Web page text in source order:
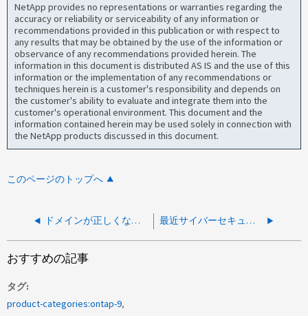
NetApp provides no representations or warranties regarding the
accuracy or reliability or serviceability of any information or
recommendations provided in this publication or with respect to
any results that may be obtained by the use of the information or
observance of any recommendations provided herein. The
information in this document is distributed AS IS and the use of this
information or the implementation of any recommendations or
techniques herein is a customer's responsibility and depends on
the customer's ability to evaluate and integrate them into the
customer's operational environment. This document and the
information contained herein may be used solely in connection with
the NetApp products discussed in this document.
このページのトップへ
ドメインが正しくない場合のSecD cifsAuthの受信エラー 最近サイバーセキュリティインシデントが発生し、ログの確認について支援をお願いしたい。
おすすめの記事
タグ
product-categories:ontap-9